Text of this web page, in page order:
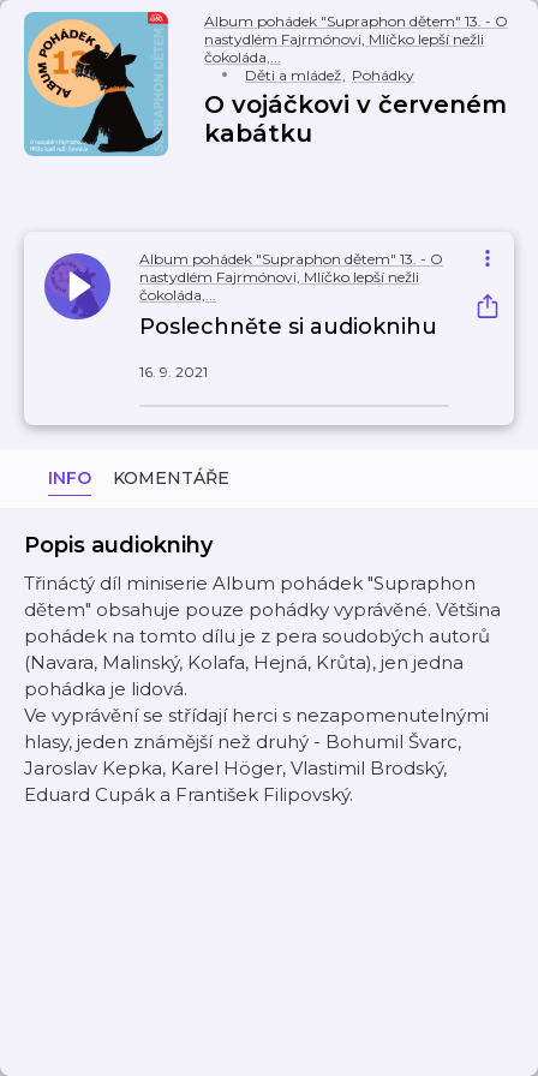
Album pohádek "Supraphon dětem" 13. - O
nastydlém Fajrmónovi, Mlíčko lepší nežli
čokoláda,...
Děti a mládež, Pohádky
O vojáčkovi v červeném
kabátku
Album pohádek "Supraphon dětem" 13. - O
nastydlém Fajrmónovi, Mlíčko lepší nežli
čokoláda,...
Poslechněte si audioknihu
16. 9. 2021
INFO KOMENTÁŘE
Popis audioknihy
Třináctý díl miniserie Album pohádek "Supraphon
dětem" obsahuje pouze pohádky vyprávěné. Většina
pohádek na tomto dílu je z pera soudobých autorů
(Navara, Malinský, Kolafa, Hejná, Krůta), jen jedna
pohádka je lidová.
Ve vyprávění se střídají herci s nezapomenutelnými
hlasy, jeden známější než druhý - Bohumil Švarc,
Jaroslav Kepka, Karel Höger, Vlastimil Brodský,
Eduard Cupák a František Filipovský.